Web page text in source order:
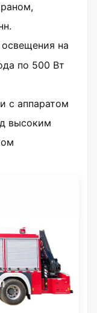
на
по 500 Вт
с аппаратом
высоким